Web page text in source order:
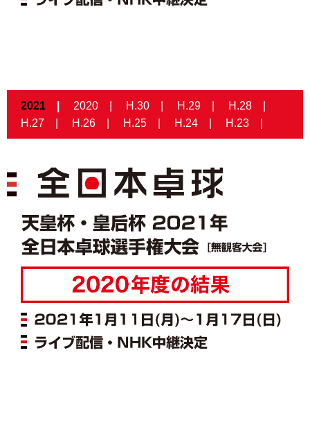
2021 2020 H.30 H.29
H.28
H.27
H.26 H.25 H.24 H.23